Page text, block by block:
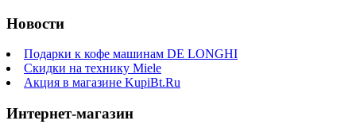
Новости
Подарки к кофе машинам DE LONGHI
Скидки на технику Miele
Акция в магазине KupiBt.Ru
Интернет-магазин